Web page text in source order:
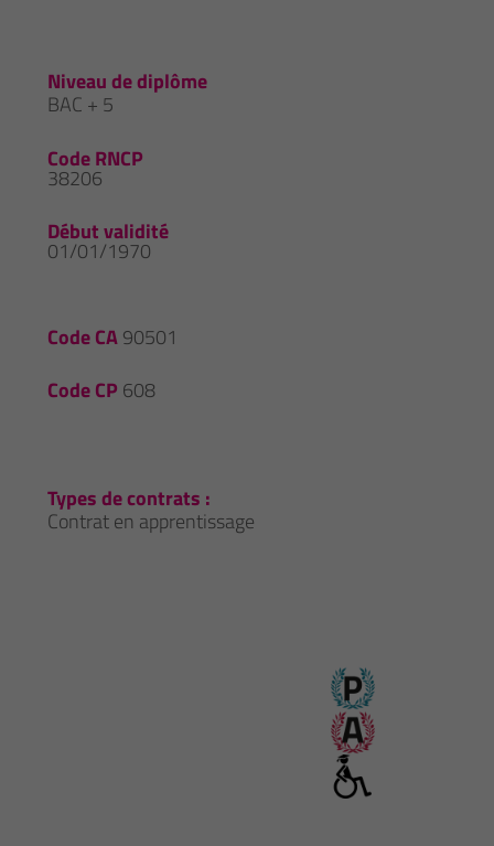
Niveau de diplôme
BAC + 5
Code RNCP
38206
Début validité
01/01/1970
Code CA90501
Code CP 608
Types de contrats :
Contrat en apprentissage